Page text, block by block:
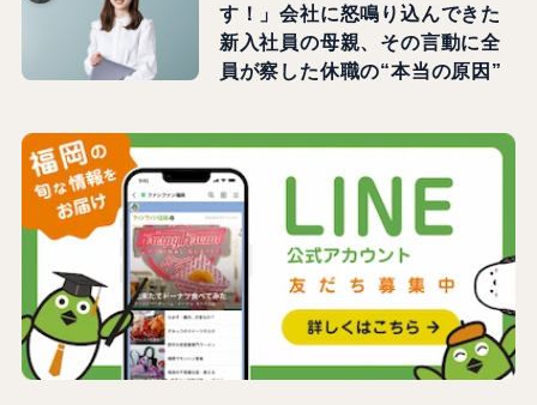
す！」会社に怒鳴り込んできた
新入社員の母親、その言動に全
員が察した休職の“本当の原因”